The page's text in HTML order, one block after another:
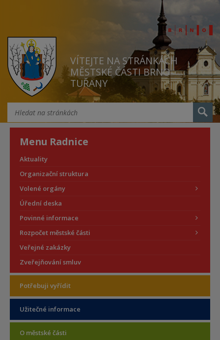
VÍTEJTE NA STRÁNKÁCH
MĚSTSKÉ ČÁSTI BRNO
TUŘANY
Menu Radnice
Aktuality
Organizační struktura
Volené orgány
Úřední deska
Povinné informace
Rozpočet městské části
Veřejné zakázky
Zveřejňování smluv
Potřebuji vyřídit
Užitečné informace
O městské části